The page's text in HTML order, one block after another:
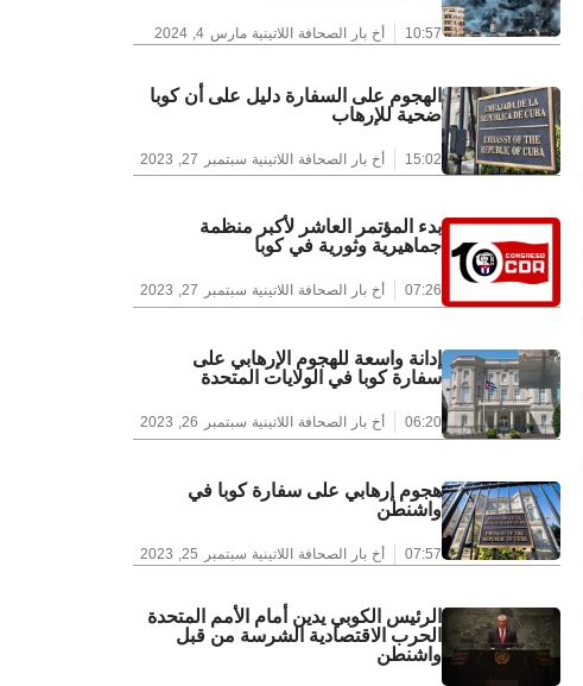
10:57 أخ بار الصحافة اللاتينيةمارس 4, 2024
الهجوم على السفارة دليل على أن كوبا
ضحية للإرهاب
15:02 أخ بار الصحافة اللاتينية سبتمبر 27, 2023
بدء المؤتمر العاشر لأكبر منظمة
جماهيرية وثورية في كوبا
07:26 أخ بار الصحافة اللاتينية سبتمبر 27, 2023
إدانة واسعة للهجوم الإرهابي على
سفارة كوبا في الولايات المتحدة
06:20 أخ بار الصحافة اللاتينية سبتمبر 26, 2023
هجوم إرهابي على سفارة كوبا في
واشنطن
07:57 أخ بار الصحافة اللاتينية سبتمبر 25, 2023
الرئيس الكوبي يدين أمام الأمم المتحدة
الحرب الاقتصادية الشرسة من قبل
واشنطن